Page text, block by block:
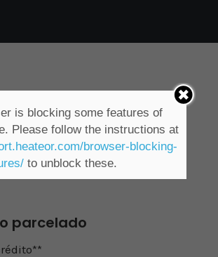
à vista
parcelado
is blocking some features of
Please follow the instructions at
browser-blocking-
to unblock these.